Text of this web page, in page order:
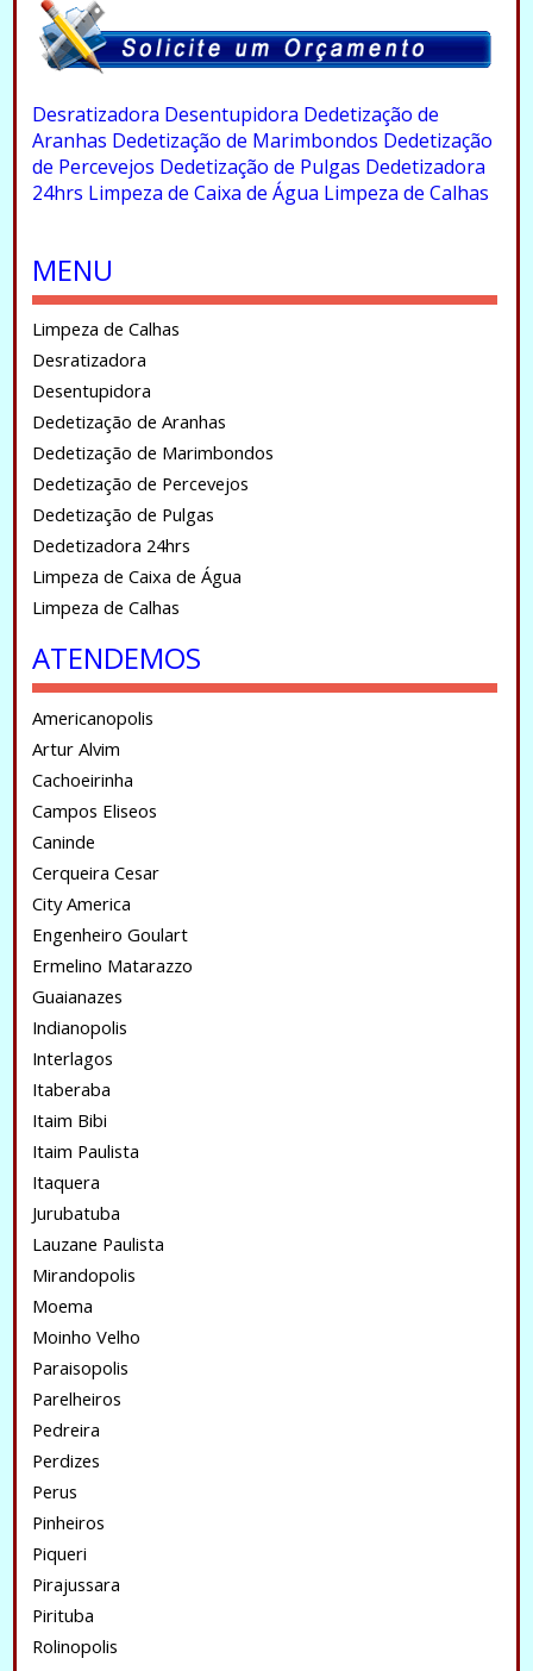
Desratizadora Desentupidora Dedetização de
Aranhas Dedetização de Marimbondos Dedetização
de Percevejos Dedetização de Pulgas Dedetizadora
24hrs Limpeza de Caixa de Água Limpeza de Calhas
MENU
Limpeza de Calhas
Desratizadora
Desentupidora
Dedetização de Aranhas
Dedetização de Marimbondos
Dedetização de Percevejos
Dedetização de Pulgas
Dedetizadora 24hrs
Limpeza de Caixa de Água
Limpeza de Calhas
ATENDEMOS
Americanopolis
Artur Alvim
Cachoeirinha
Campos Eliseos
Caninde
Cerqueira Cesar
City America
Engenheiro Goulart
Ermelino Matarazzo
Guaianazes
Indianopolis
Interlagos
Itaberaba
Itaim Bibi
Itaim Paulista
Itaquera
Jurubatuba
Lauzane Paulista
Mirandopolis
Moema
Moinho Velho
Paraisopolis
Parelheiros
Pedreira
Perdizes
Perus
Pinheiros
Piqueri
Pirajussara
Pirituba
Rolinopolis